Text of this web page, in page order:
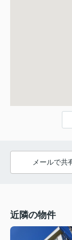
メールで共
近隣の物件